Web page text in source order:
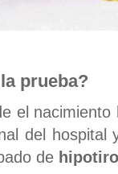
prueba?
el nacimiento
del hospital
de